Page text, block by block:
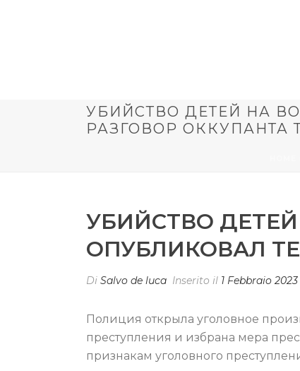
УБИЙСТВО ДЕТЕЙ НА
РАЗГОВОР ОККУПАНТА
УБИЙСТВО
ОПУБЛИКОВАЛ
Di Salvo de luca Inserito il 1 Febbraio 2023
Полиция открыла уголовное
преступления и избрана мера
признакам уголовного